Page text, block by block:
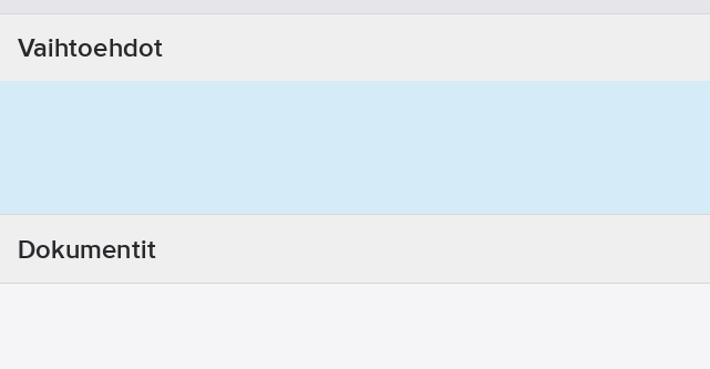
tai säädettävällä seinäkiinnikkeellä (sähkönumero 45 020 04). Valaisimessa on
vakiona DALI-ohjaus.Tuotesivulta löytyy myös linkki viimeisimpään
Materiaaliluokka S4535B
Vaihtoehdot
Dokumentit